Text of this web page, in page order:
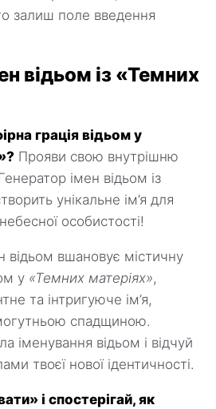
залиш поле введення
відьом із «Темних
грація відьом у
? Прояви свою внутрішню
імен відьом із
унікальне ім’я для
особистості!
відьом вшановує містичну
у «Темних матеріях»,
та інтригуюче ім’я,
спадщиною.
іменування відьом і відчуй
твоєї нової ідентичності.
і спостерігай, як